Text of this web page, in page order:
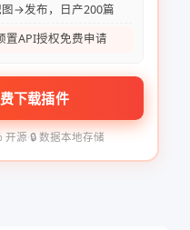
→发布，日产200篇
置API授权免费申请
下载插件
开源·🔒 数据本地存储